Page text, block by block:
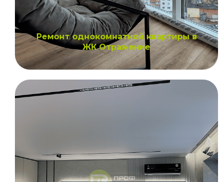
Ремонт однокомнатной квартиры в
ЖК Отражение